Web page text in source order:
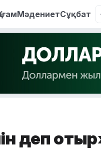
МәдениетСұқбат
деп